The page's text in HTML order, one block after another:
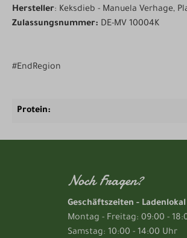
Hersteller: Keksdieb - Manuela Verhage,
Zulassungsnummer: DE-MV 10004K
#EndRegion
Protein:
Noch Fragen?
Geschäftszeiten -
Montag - Freitag: 09:00 -
Samstag: 10:00 - 14:00 Uhr